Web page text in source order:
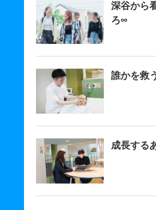
深谷から
ろ∞
誰かを救
成長する